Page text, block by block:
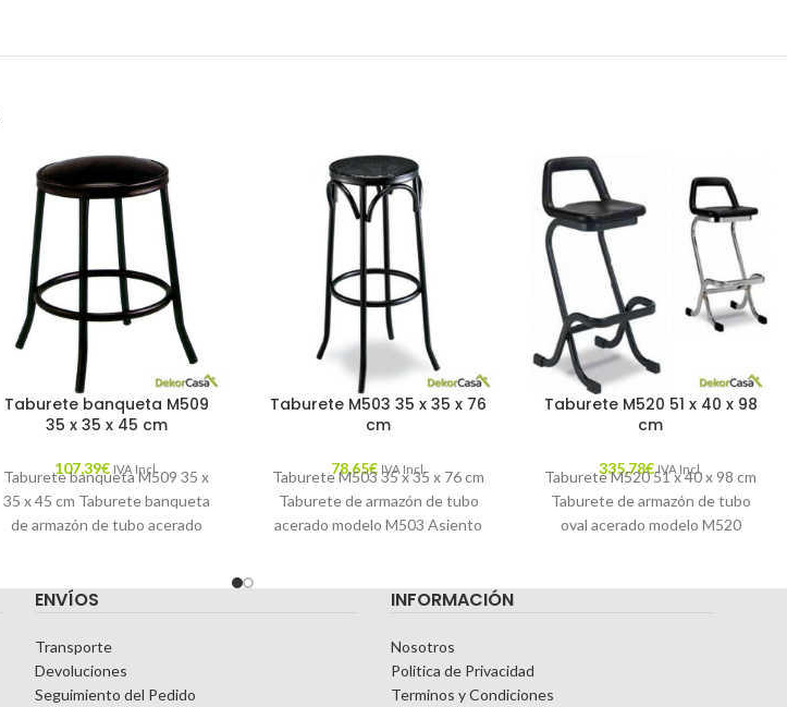
Taburete banqueta M509
35 x 35 x 45 cm
107,39€ IVA Incl.
Taburete banqueta M509 35 x
35 x 45 cm Taburete banqueta
de armazón de tubo acerado
Taburete M503 35 x 35 x 76
cm
78,65€ IVA Incl.
Taburete M503 35 x 35 x 76 cm
Taburete de armazón de tubo
acerado modelo M503 Asiento
Taburete M520 51 x 40 x 98
cm
335,78€ IVA Incl.
Taburete M520 51 x 40 x 98 cm
Taburete de armazón de tubo
oval acerado modelo M520
ENVÍOS
Transporte
Devoluciones
Seguimiento del Pedido
INFORMACIÓN
Nosotros
Politica de Privacidad
Terminos y Condiciones